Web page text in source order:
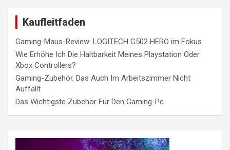
Kaufleitfaden
Gaming-Maus-Review: LOGITECH G502 HERO im Fokus
Wie Erhöhe Ich Die Haltbarkeit Meines Playstation Oder
Xbox Controllers?
Gaming-Zubehör, Das Auch Im Arbeitszimmer Nicht
Auffällt
Das Wichtigste Zubehör Für Den Gaming-Pc